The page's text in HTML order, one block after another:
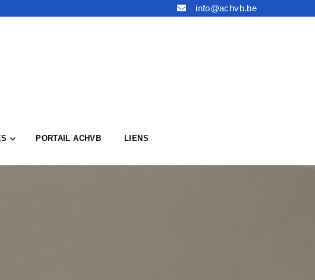
info@achvb.be
PORTAIL ACHVB LIENS